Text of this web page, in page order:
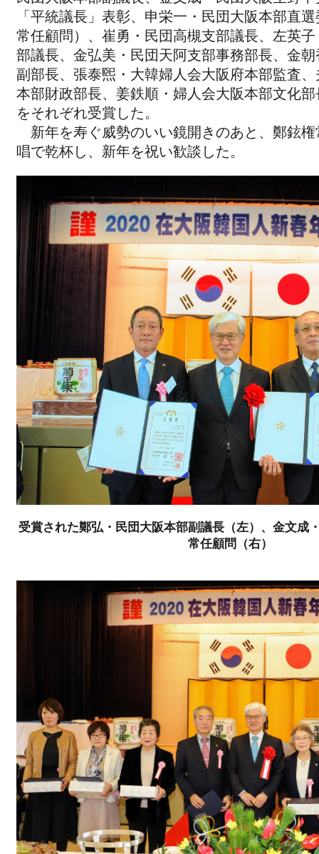
「平統議長」表彰、申栄一・民団大阪本部直
常任顧問）、崔勇・民団高槻支部議長、左英
部議長、金弘美・民団天阿支部事務部長、金
副部長、張泰煕・大韓婦人会大阪府本部監査
本部財政部長、姜鉄順・婦人会大阪本部文化
をそれぞれ受賞した。
新年を寿ぐ威勢のいい鏡開きのあと、鄭鉉
唱で乾杯し、新年を祝い歓談した。
受賞された鄭弘・民団大阪本部副議長（左）、金文成
常任顧問（右）